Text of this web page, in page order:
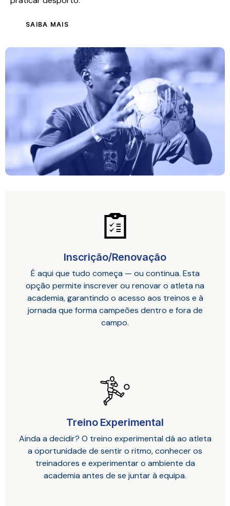
SAIBA MAIS
Inscrição/Renovação
É aqui que tudo começa — ou continua. Esta
opção permite inscrever ou renovar o atleta na
academia, garantindo o acesso aos treinos e à
jornada que forma campeões dentro e fora de
campo.
Treino Experimental
Ainda a decidir? O treino experimental dá ao atleta
a oportunidade de sentir o ritmo, conhecer os
treinadores e experimentar o ambiente da
academia antes de se juntar à equipa.